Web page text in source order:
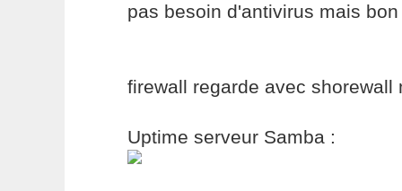
pas besoin d'antivirus mais
firewall regarde avec shorewall
Uptime serveur Samba :